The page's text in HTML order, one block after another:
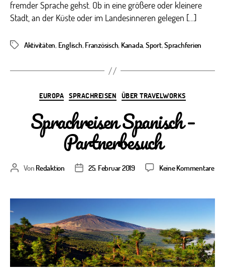
fremder Sprache gehst. Ob in eine größere oder kleinere
Stadt, an der Küste oder im Landesinneren gelegen […]
Schlagwörter
Aktivitäten, Englisch, Französisch, Kanada, Sport,Sprachferien
Kategorien
EUROPA SPRACHREISEN ÜBER TRAVELWORKS
Sprachreisen Spanisch –
Partnerbesuch
Beitragsautor
Von Redaktion Veröffentlichungsdatum
25. Februar 2019 Keine Kommentarezu
–